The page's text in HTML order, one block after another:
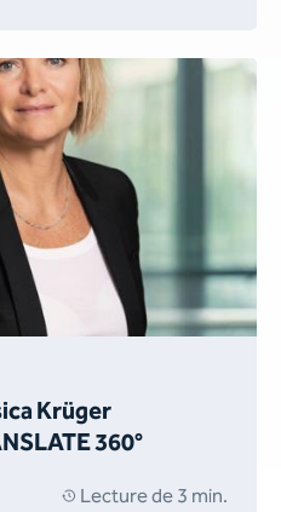
Krüger
360°
Lecture de 3 min.